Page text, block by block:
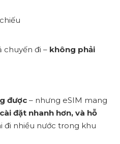
chuyến đi – không phải
được – nhưng eSIM mang
đặt nhanh hơn, và hỗ
đi nhiều nước trong khu